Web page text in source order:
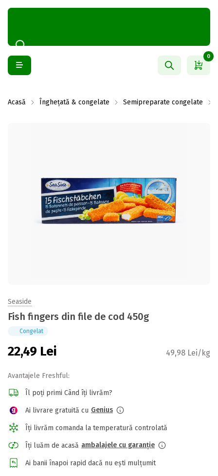
0
Acasă Înghețată & congelate Semipreparate congelate
Seaside
Fish fingers din file de cod 450g
Congelat
22,49 Lei 49,98 Lei/kg
Avantajele Freshful:
Îl poți primi Când îți livrăm?
Ai livrare gratuită cu Genius
Îți livrăm comanda la temperatură controlată
Îți luăm de acasă ambalajele cu garanție
Ai banii înapoi rapid dacă nu ești mulțumit